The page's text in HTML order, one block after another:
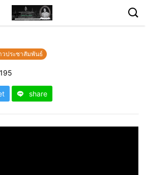
วประชาสัมพันธ์
195
share